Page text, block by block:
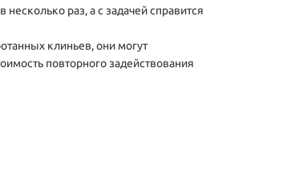
несколько раз, а с задачей справится
клиньев, они могут
повторного задействования